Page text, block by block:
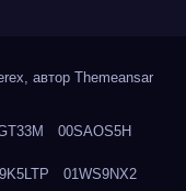
автор Themeansar
00SAOS5H
01WS9NX2